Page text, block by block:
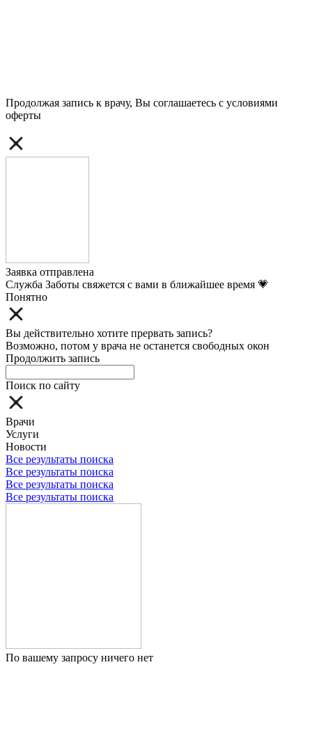
Продолжая запись к врачу, Вы соглашаетесь с условиями
оферты
Заявка отправлена
Служба Заботы свяжется с вами в ближайшее время 💗
Понятно
Вы действительно хотите прервать запись?
Возможно, потом у врача не останется свободных окон
Продолжить запись
Поиск по сайту
Врачи
Услуги
Новости
Все результаты поиска
Все результаты поиска
Все результаты поиска
Все результаты поиска
По вашему запросу ничего нет